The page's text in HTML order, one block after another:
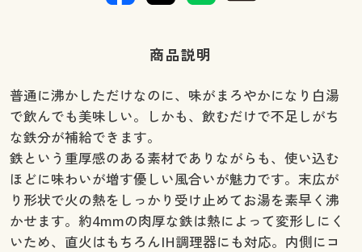
商品説明
普通に沸かしただけなのに、味がまろやかになり白湯
で飲んでも美味しい。しかも、飲むだけで不足しがち
な鉄分が補給できます。
鉄という重厚感のある素材でありながらも、使い込む
ほどに味わいが増す優しい風合いが魅力です。末広が
り形状で火の熱をしっかり受け止めてお湯を素早く沸
かせます。約4mmの肉厚な鉄は熱によって変形しにく
いため、直火はもちろんIH調理器にも対応。内側にコ